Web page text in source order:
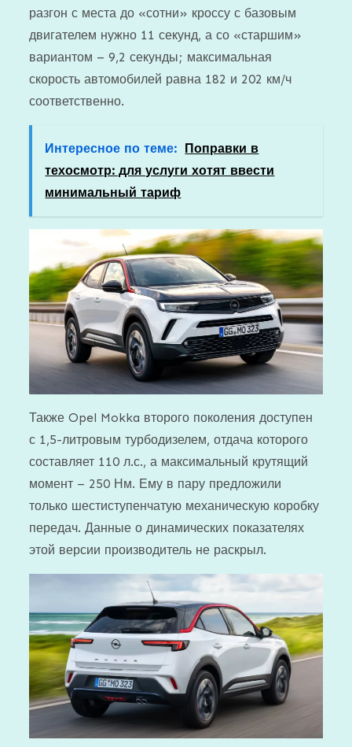
разгон с места до «сотни» кроссу с базовым
двигателем нужно 11 секунд, а со «старшим»
вариантом – 9,2 секунды; максимальная
скорость автомобилей равна 182 и 202 км/ч
соответственно.
Интересное по теме:
Поправки в
техосмотр: для услуги хотят ввести
минимальный тариф
Также Opel Mokka второго поколения доступен
с 1,5-литровым турбодизелем, отдача которого
составляет 110 л.с., а максимальный крутящий
момент – 250 Нм. Ему в пару предложили
только шестиступенчатую механическую коробку
передач. Данные о динамических показателях
этой версии производитель не раскрыл.